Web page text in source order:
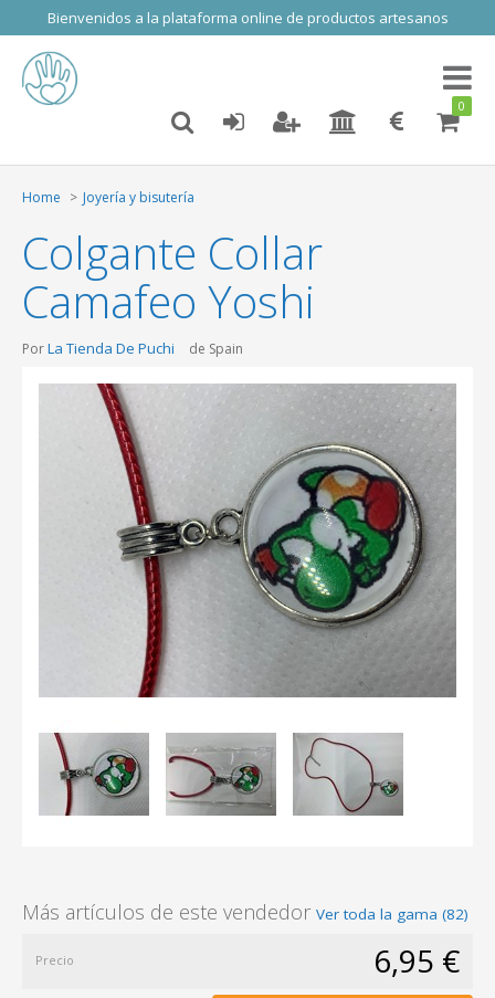
Bienvenidos a la plataforma online de productos artesanos
Toggle
0
Home Joyería y bisutería
Colgante Collar
Camafeo Yoshi
PorLa Tienda De Puchi de Spain
Más artículos de este vendedor Ver toda la gama (82)
Precio 6,95 €